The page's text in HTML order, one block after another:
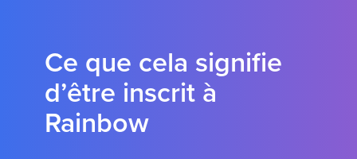
Ce que cela signifie
d’être inscrit à
Rainbow